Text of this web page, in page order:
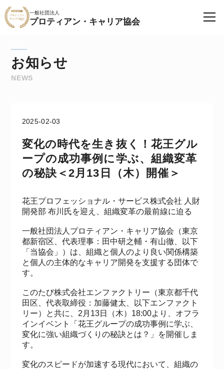
一般社団法人
プロティアン・キャリア協会
お知らせ
NEWS
2025-02-03
変化の時代を生き抜く！花王グル
ープの成功事例に学ぶ、組織変革
の秘訣＜2月13日（木）開催＞
花王プロフェッショナル・サービス株式会社 人財
開発部 布川氏を迎え、組織変革の最前線に迫る
一般社団法人プロティアン・キャリア協会（東京
都新宿区、代表理事：田中研之輔・有山徹、以下
「当協会」）は、組織と個人のより良い関係構築
と個人の主体的なキャリア開発を支援する団体で
す。
このたび株式会社エンファクトリー（東京都千代
田区、代表取締役：加藤健太、以下エンファクト
リー）と共に、2月13日（木）18:00より、オフラ
インイベント「花王グループの成功事例に学ぶ、
変化に強い組織づくりの秘訣とは？」を開催しま
す。
変化のスピードが加速する現代において、組織の